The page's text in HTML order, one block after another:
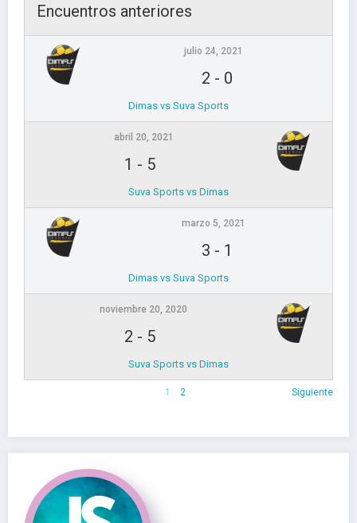
Encuentros anteriores
julio 24, 2021
2 - 0
Dimas vs Suva Sports
abril 20, 2021
1 - 5
Suva Sports vs Dimas
marzo 5, 2021
3 - 1
Dimas vs Suva Sports
noviembre 20, 2020
2 - 5
Suva Sports vs Dimas
1 2 Siguiente